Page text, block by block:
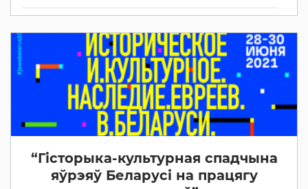
“Гісторыка-культурная спадчына
яўрэяў Беларусі на працягу